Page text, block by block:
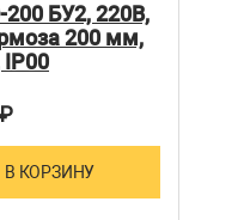
БУ2, 220В,
200 мм,
IP00
В КОРЗИНУ